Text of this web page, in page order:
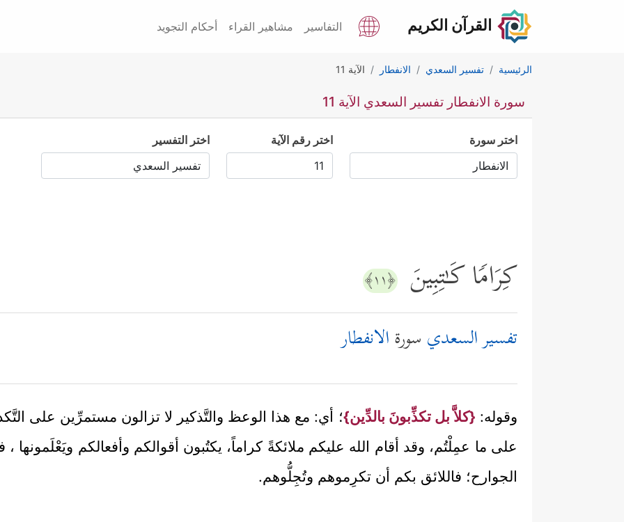
القرآن الكريم التفاسير مشاهير القراء أحكام التجويد
الرئيسية تفسير السعدي الانفطار الآية 11
سورة الانفطار تفسير السعدي الآية 11
اختر سورة اختر رقم الآية اختر التفسير
كِرَامࣰا كَـٰتِبِینَ ﴿١١﴾
تفسير السعدي سورةالانفطار
وقوله: {كلاَّ بل تكذِّبونَ بالدِّين}؛ أي: مع هذا الوعظ والتَّذكير لا تزالون مستمرِّين على
على ما عمِلْتُم، وقد أقام الله عليكم ملائكةً كراماً، يكتُبون أقوالكم وأفعالكم
الجوارح؛ فاللائق بكم أن تكرِموهم وتُجِلُّوهم.